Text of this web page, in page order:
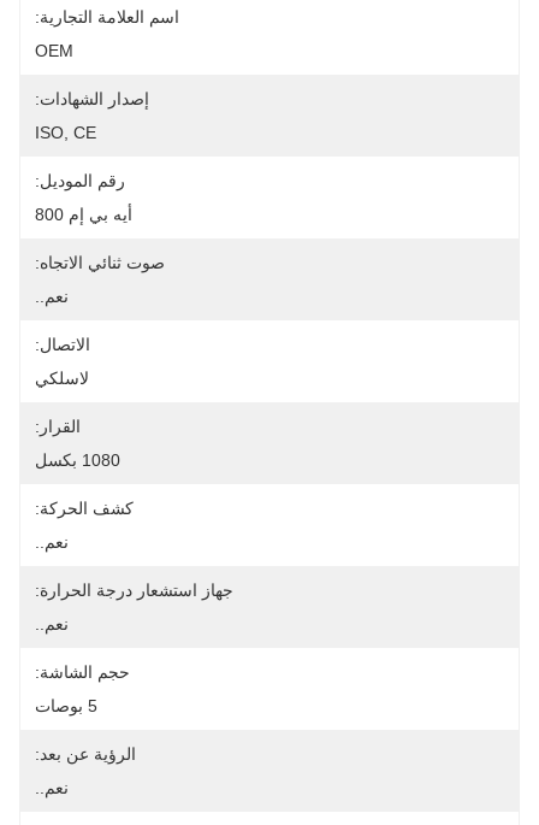
اسم العلامة التجارية:
OEM
إصدار الشهادات:
ISO, CE
رقم الموديل:
أيه بي إم 800
صوت ثنائي الاتجاه:
نعم..
الاتصال:
لاسلكي
القرار:
1080 بكسل
كشف الحركة:
نعم..
جهاز استشعار درجة الحرارة:
نعم..
حجم الشاشة:
5 بوصات
الرؤية عن بعد:
نعم..